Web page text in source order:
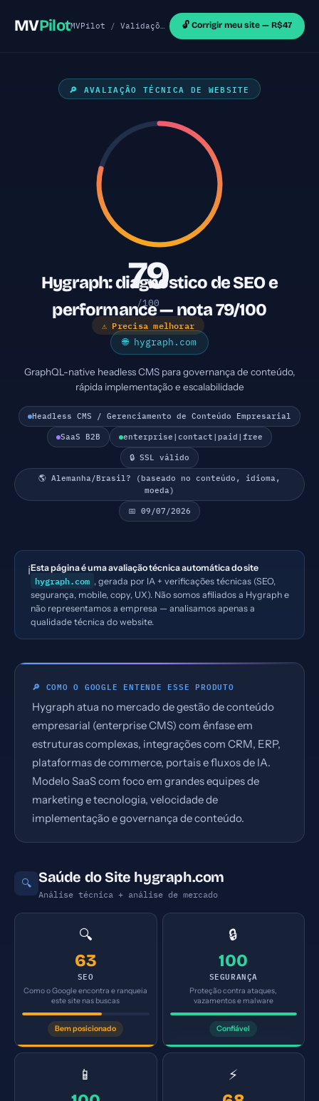
MVPilotMVPilot /Validações de MVP /Sites Shopify/
🔓 Corrigir meu site — R$47
🔎 AVALIAÇÃO TÉCNICA DE WEBSITE
79
/100
⚠ Precisa melhorar
Hygraph: diagnóstico de SEO e
performance — nota 79/100
🌐 hygraph.com
GraphQL-native headless CMS para governança de conteúdo,
rápida implementação e escalabilidade
Headless CMS / Gerenciamento de Conteúdo Empresarial
SaaS B2B enterprise|contact|paid|free
🔒 SSL válido
🌎 Alemanha/Brasil? (baseado no conteúdo, idioma,
moeda)
📅 09/07/2026
ℹ️Esta página é uma avaliação técnica automática do site
hygraph.com , gerada por IA + verificações técnicas (SEO,
segurança, mobile, copy, UX). Não somos afiliados a Hygraph e
não representamos a empresa — analisamos apenas a
qualidade técnica do website.
🔎 COMO O GOOGLE ENTENDE ESSE PRODUTO
Hygraph atua no mercado de gestão de conteúdo
empresarial (enterprise CMS) com ênfase em
estruturas complexas, integrações com CRM, ERP,
plataformas de commerce, portais e fluxos de IA.
Modelo SaaS com foco em grandes equipes de
marketing e tecnologia, velocidade de
implementação e governança de conteúdo.
🔍 Saúde do Site hygraph.com
Análise técnica + análise de mercado
🔍
63
SEO
Como o Google encontra e ranqueia
este site nas buscas
Bem posicionado
🔒
100
SEGURANÇA
Proteção contra ataques,
vazamentos e malware
Confiável
📱 ⚡